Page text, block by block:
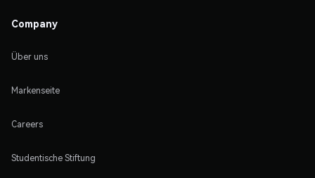
Company
Über uns
Markenseite
Careers
Studentische Stiftung